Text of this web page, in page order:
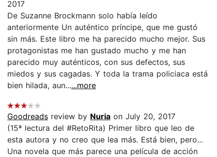
2017
De Suzanne Brockmann solo había leído
anteriormente Un auténtico príncipe, que me gustó
sin más. Este libro me ha parecido mucho mejor. Sus
protagonistas me han gustado mucho y me han
parecido muy auténticos, con sus defectos, sus
miedos y sus cagadas. Y toda la trama policiaca está
bien hilada, aun......more
Goodreads review by Nuria on July 20, 2017
(15ª lectura del #RetoRita) Primer libro que leo de
esta autora y no creo que lea más. Está bien, pero...
Una novela que más parece una película de acción